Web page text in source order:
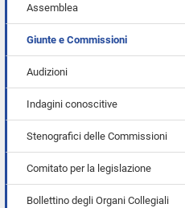
Assemblea
Giunte e Commissioni
Audizioni
Indagini conoscitive
Stenografici delle Commissioni
Comitato per la legislazione
Bollettino degli Organi Collegiali